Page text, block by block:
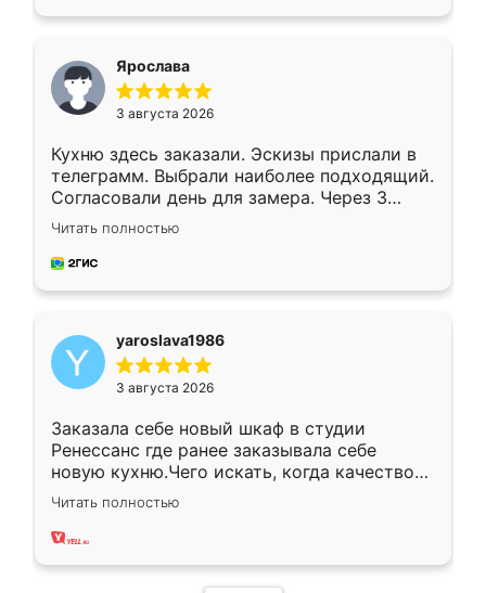
Ярослава
3 августа 2026
Кухню здесь заказали. Эскизы прислали в
телеграмм. Выбрали наиболее подходящий.
Согласовали день для замера. Через 3
недели кухня была уже готова. Остались
довольны работой. Спасибо Ренессанс
мебель за качественную работу!
Читать полностью
yaroslava1986
3 августа 2026
Заказала себе новый шкаф в студии
Ренессанс где ранее заказывала себе
новую кухню.Чего искать, когда качеством
вполне довольна. Служит кухня уже почти
два года, нареканий нет.
Читать полностью